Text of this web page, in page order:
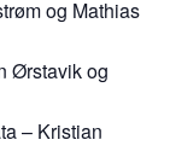
og Mathias
Ørstavik og
– Kristian